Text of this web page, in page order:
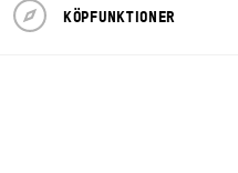
KÖPFUNKTIONER